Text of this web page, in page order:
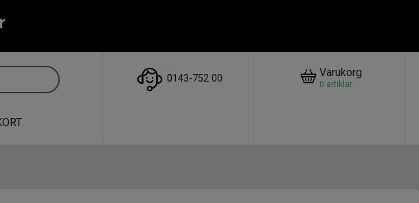
0143-752 00 Varukorg
0 artiklar